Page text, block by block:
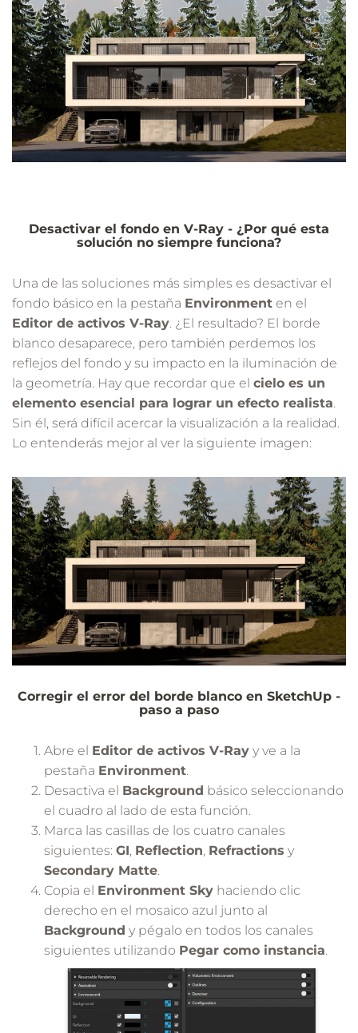
Desactivar el fondo en V-Ray - ¿Por qué esta
solución no siempre funciona?
Una de las soluciones más simples es desactivar el
fondo básico en la pestaña Environment en el
Editor de activos V-Ray. ¿El resultado? El borde
blanco desaparece, pero también perdemos los
reflejos del fondo y su impacto en la iluminación de
la geometría. Hay que recordar que el cielo es un
elemento esencial para lograr un efecto realista.
Sin él, será difícil acercar la visualización a la realidad.
Lo entenderás mejor al ver la siguiente imagen:
Corregir el error del borde blanco en SketchUp -
paso a paso
Abre el Editor de activos V-Ray y ve a la
pestaña Environment.
Desactiva el Background básico seleccionando
el cuadro al lado de esta función.
Marca las casillas de los cuatro canales
siguientes: GI, Reflection, Refractions y
Secondary Matte.
Copia el Environment Sky haciendo clic
derecho en el mosaico azul junto al
Background y pégalo en todos los canales
siguientes utilizando Pegar como instancia.